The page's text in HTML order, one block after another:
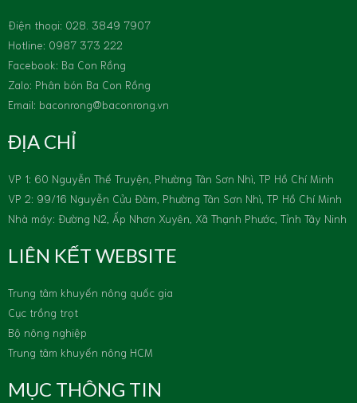
Ðiện thoại: 028. 3849 7907
Hotline: 0987 373 222
Facebook: Ba Con Rồng
Zalo: Phân bón Ba Con Rồng
Email: baconrong@baconrong.vn
ĐỊA CHỈ
VP 1: 60 Nguyễn Thế Truyện, Phường Tân Sơn Nhì, TP Hồ Chí Minh
VP 2: 99/16 Nguyễn Cửu Đàm, Phường Tân Sơn Nhì, TP Hồ Chí Minh
Nhà máy: Đường N2, Ấp Nhơn Xuyên, Xã Thạnh Phước, Tỉnh Tây Ninh
LIÊN KẾT WEBSITE
Trung tâm khuyến nông quốc gia
Cục trồng trọt
Bộ nông nghiệp
Trung tâm khuyến nông HCM
MỤC THÔNG TIN